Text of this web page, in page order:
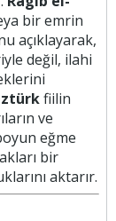
bir emrin
açıklayarak,
değil, ilahi
fiilin
ve
eğme
bir
aktarır.